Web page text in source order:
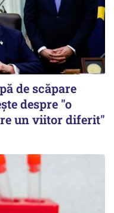
de scăpare
despre "o
un viitor diferit"